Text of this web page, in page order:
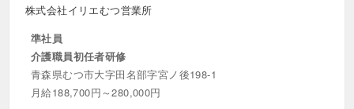
株式会社イリエむつ営業所
準社員
介護職員初任者研修
青森県むつ市大字田名部字宮ノ後198-1
月給188,700円～280,000円